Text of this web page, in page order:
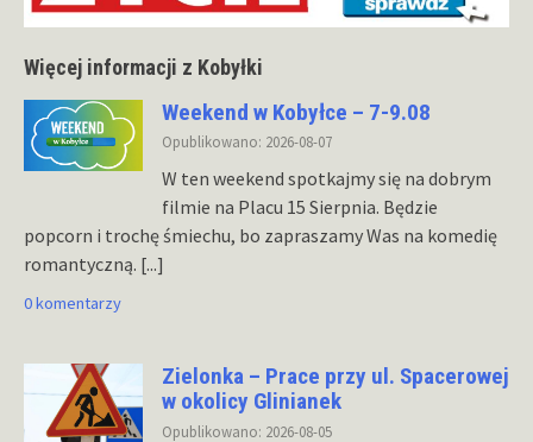
Więcej informacji z Kobyłki
Weekend w Kobyłce – 7-9.08
Opublikowano: 2026-08-07
W ten weekend spotkajmy się na dobrym
filmie na Placu 15 Sierpnia. Będzie
popcorn i trochę śmiechu, bo zapraszamy Was na komedię
romantyczną. [...]
0 komentarzy
Zielonka – Prace przy ul. Spacerowej
w okolicy Glinianek
Opublikowano: 2026-08-05